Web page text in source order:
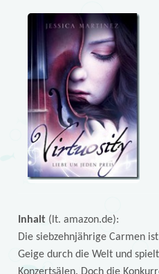
Inhalt (lt. amazon.de):
Die siebzehnjährige Carmen
Geige durch die Welt und